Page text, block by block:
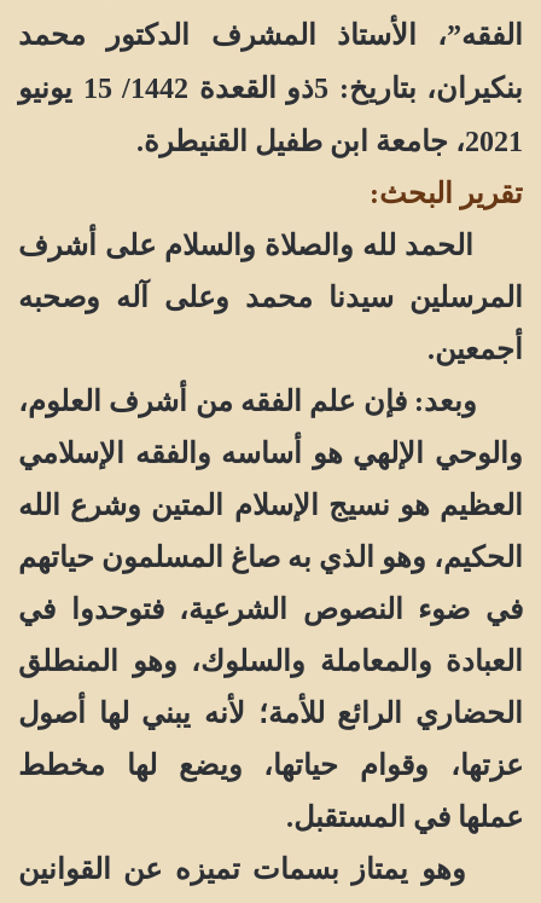
الفقه”، الأستاذ المشرف الدكتور محمد
بنكيران، بتاريخ: 5ذو القعدة 1442/ 15 يونيو
2021، جامعة ابن طفيل القنيطرة.
تقرير البحث:
الحمد لله والصلاة والسلام على أشرف
المرسلين سيدنا محمد وعلى آله وصحبه
أجمعين.
وبعد: فإن علم الفقه من أشرف العلوم،
والوحي الإلهي هو أساسه و الفقه الإسلامي
العظيم هو نسيج الإسلام المتين وشرع الله
الحكيم، وهو الذي به صاغ المسلمون حياتهم
في ضوء النصوص الشرعية، فتوحدوا في
العبادة والمعاملة والسلوك، وهو المنطلق
الحضاري الرائع للأمة؛ لأنه يبني لها أصول
عزتها، وقوام حياتها، ويضع لها مخطط
عملها في المستقبل.
وهو يمتاز بسمات تميزه عن القوانين